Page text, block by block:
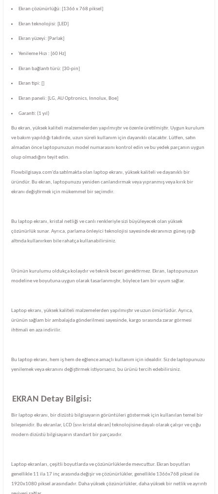
Ekran çözünürlüğü: [1366 x 768 piksel]
Ekran teknolojisi: [LED]
Ekran yüzeyi: [Parlak]
Yenileme Hızı : [60 Hz]
Ekran bağlantı türü: [30-pin]
Ekran tipi: []
Ekran paneli: [LG, AU Optronics, Innolux, Boe]
Garanti: (1 yıl)
Bu ekran, yüksek kaliteli malzemelerden yapılmıştır ve özenle üretilmiştir. Uygun kurulum
ve bakım yapıldığı takdirde, uzun süreli kullanım için dayanıklı olacaktır. Lütfen, satın
almadan önce laptopunuzun model numarasını kontrol edin ve bu yedek parçanın uygun
olup olmadığını teyit edin.
Flowbilgisaya.com'da satılmakta olan laptop ekranı, yüksek kaliteli ve dayanıklı bir
üründür. Bu ekran, laptopunuzu yeniden canlandırmak veya yıpranmış veya kırık bir
ekranı değiştirmek için mükemmel bir seçimdir.
Bu laptop ekranı, kristal netliği ve canlı renkleriyle sizi büyüleyecek olan yüksek
çözünürlük sunar. Ayrıca, parlama önleyici teknolojisi sayesinde ekranınızı güneş ışığı
altında kullanırken bile rahatça kullanabilirsiniz.
Ürünün kurulumu oldukça kolaydır ve teknik beceri gerektirmez. Ekran, laptopunuzun
modeline ve boyutuna uygun olarak tasarlanmıştır, böylece tam bir uyum sağlar.
Laptop ekranı, yüksek kaliteli malzemelerden yapılmıştır ve uzun ömürlüdür. Ayrıca,
ürünün sağlam bir ambalajda gönderilmesi sayesinde, kargo sırasında zarar görmesi
ihtimali en aza indirilir.
Bu laptop ekranı, hem iş hem de eğlence amaçlı kullanım için idealdir. Siz de laptopunuzu
yenilemek veya ekranını değiştirmek istiyorsanız, bu ürünü tercih edebilirsiniz.
EKRAN Detay Bilgisi:
Bir laptop ekranı, bir dizüstü bilgisayarın görüntüleri göstermek için kullanılan temel bir
bileşenidir. Bu ekranlar, LCD (sıvı kristal ekran) teknolojisine dayalı olarak çalışır ve çoğu
modern dizüstü bilgisayarın standart bir parçasıdır.
Laptop ekranları, çeşitli boyutlarda ve çözünürlüklerde mevcuttur. Ekran boyutları
genellikle 11 ila 17 inç arasında değişir ve çözünürlükler, genellikle 1366x768 piksel ile
1920x1080 piksel arasındadır. Daha yüksek çözünürlükler, daha yüksek bir netlik ve ayrıntı